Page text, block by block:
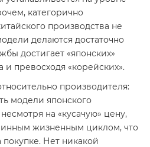
категорично
производства не
делаются достаточно
достигает «японских»
и превосходя «корейских».
производителя:
модели японского
на «кусачую» цену,
жизненным циклом, что
покупке. Нет никакой